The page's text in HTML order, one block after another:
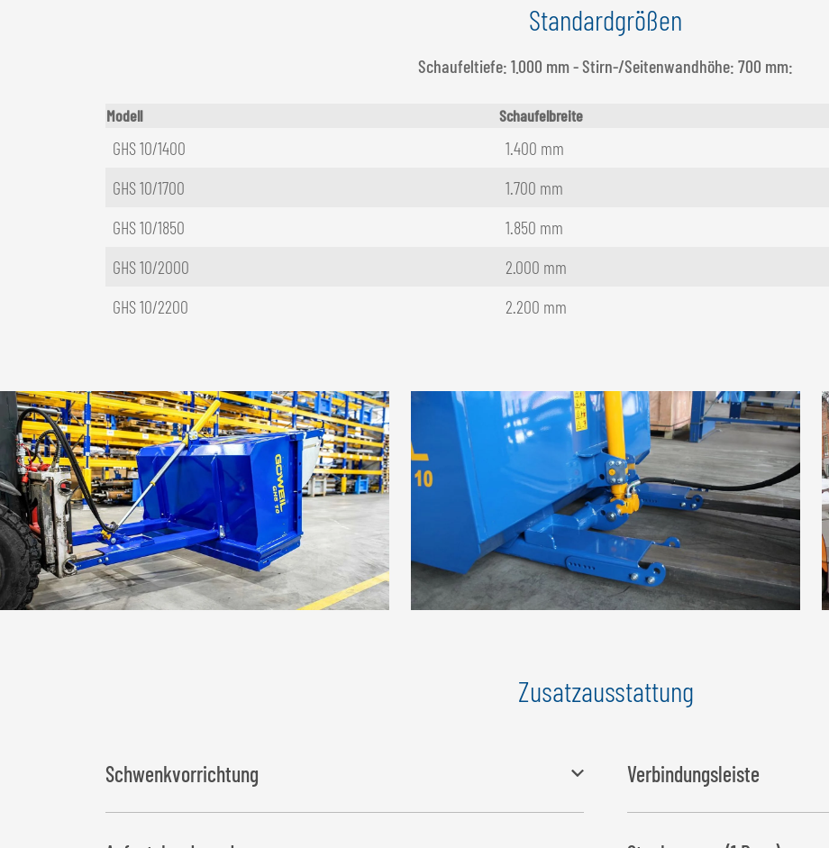
Standardgrößen
Schaufeltiefe: 1.000 mm - Stirn-/Seitenwandhöhe: 700 mm:
Modell Schaufelbreite
GHS 10/1400 1.400 mm
GHS 10/1700
1.700 mm
GHS 10/1850
1.850 mm
GHS 10/2000
2.000 mm
GHS 10/2200
2.200 mm
Zusatzausstattung
Schwenkvorrichtung
Einfache Montage (kann einfach und werkzeuglos angebracht oder abgenommen
Verbindungsleiste
zum Verbinden der zusätzlichen